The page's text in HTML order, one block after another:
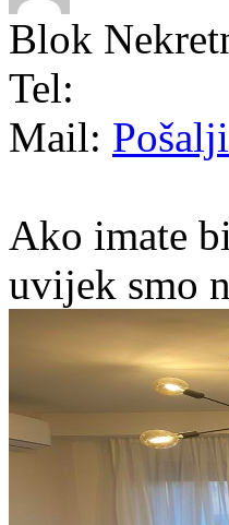
Blok
Tel:
Mail:
Ako imate
uvijek smo